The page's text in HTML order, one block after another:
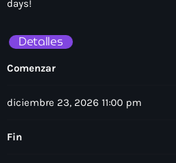
days!
Detalles
Comenzar
diciembre 23, 2026 11:00 pm
Fin